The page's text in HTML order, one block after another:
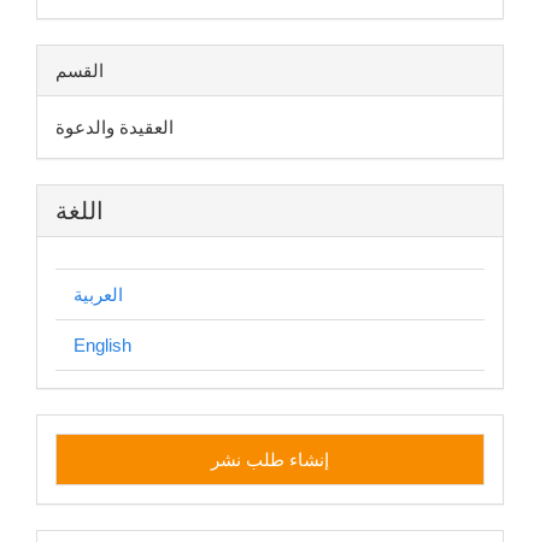
القسم
العقيدة والدعوة
اللغة
العربية
English
إنشاء
طلب
نشر
إنشاء طلب نشر